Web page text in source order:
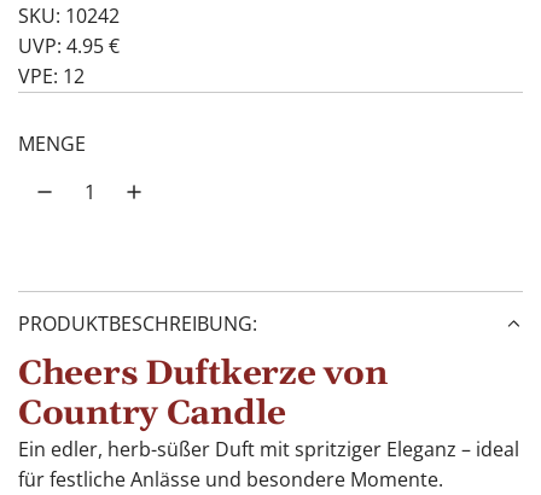
SKU: 10242
UVP: 4.95 €
VPE: 12
MENGE
PRODUKTBESCHREIBUNG:
Cheers Duftkerze von
Country Candle
Ein edler, herb-süßer Duft mit spritziger Eleganz – ideal
für festliche Anlässe und besondere Momente.